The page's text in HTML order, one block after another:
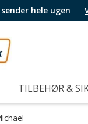
hele ugen
TILBEHØR &